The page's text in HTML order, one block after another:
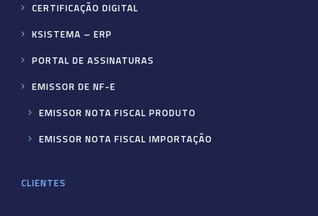
CERTIFICAÇÃO DIGITAL
KSISTEMA – ERP
PORTAL DE ASSINATURAS
EMISSOR DE NF-E
EMISSOR NOTA FISCAL PRODUTO
EMISSOR NOTA FISCAL IMPORTAÇÃO
CLIENTES